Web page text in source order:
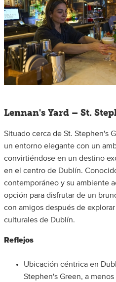
Lennan's Yard – St.
Situado cerca de St. Stephen's
un entorno elegante con un
convirtiéndose en un destino
en el centro de Dublín.
contemporáneo y su ambiente
opción para disfrutar de un
con amigos después de
culturales de Dublín.
Reflejos
Ubicación céntrica en
Stephen's Green, a